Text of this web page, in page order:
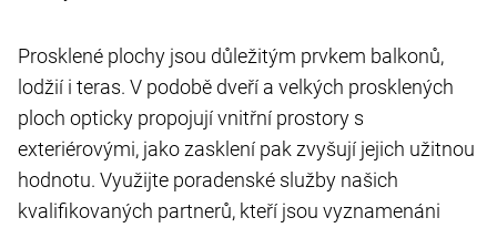
Prosklené plochy jsou důležitým prvkem balkonů,
lodžií i teras. V podobě dveří a velkých prosklených
ploch opticky propojují vnitřní prostory s
exteriérovými, jako zasklení pak zvyšují jejich užitnou
hodnotu. Využijte poradenské služby našich
kvalifikovaných partnerů, kteří jsou vyznamenáni